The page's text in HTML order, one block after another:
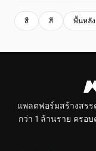
สี สี พื้นหลัง
แพลตฟอร์มสร้างสร
กว่า 1 ล้านราย ครอ